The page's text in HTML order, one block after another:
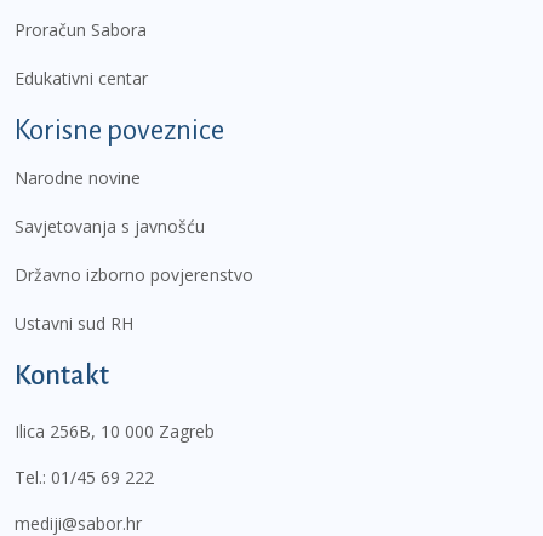
Proračun Sabora
Edukativni centar
Korisne poveznice
Narodne novine
Savjetovanja s javnošću
Državno izborno povjerenstvo
Ustavni sud RH
Kontakt
Ilica 256B, 10 000 Zagreb
Tel.: 01/45 69 222
mediji@sabor.hr